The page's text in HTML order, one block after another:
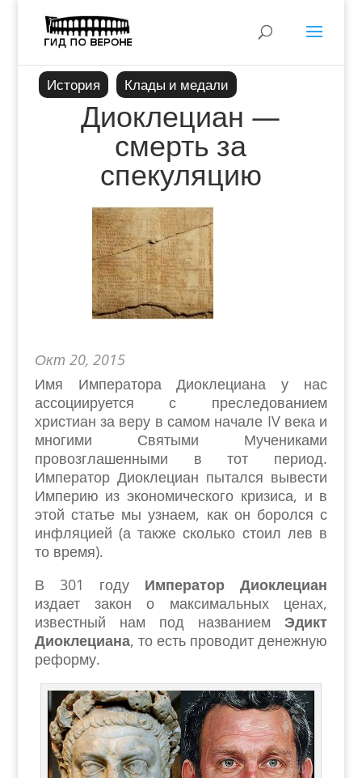
История Клады и медали
Диоклециан —
смерть за
спекуляцию
Окт 20, 2015
Имя Императора Диоклециана у нас
ассоциируется с преследованием
христиан за веру в самом начале IV века и
многими Святыми Мучениками
провозглашенными в тот период.
Император Диоклециан пытался вывести
Империю из экономического кризиса, и в
этой статье мы узнаем, как он боролся с
инфляцией (а также сколько стоил лев в
то время).
В 301 году Император Диоклециан
издает закон о максимальных ценах,
известный нам под названием Эдикт
Диоклециана, то есть проводит денежную
реформу.